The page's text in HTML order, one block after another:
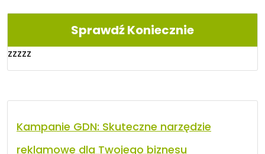
Sprawdź Koniecznie
zzzzz
Kampanie GDN: Skuteczne narzędzie
reklamowe dla Twojego biznesu